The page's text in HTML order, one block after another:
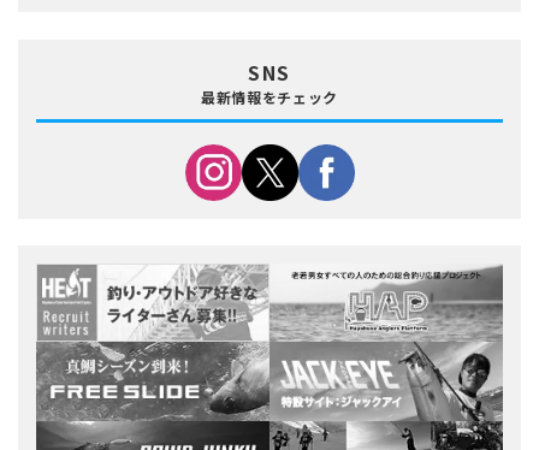
SNS
最新情報をチェック